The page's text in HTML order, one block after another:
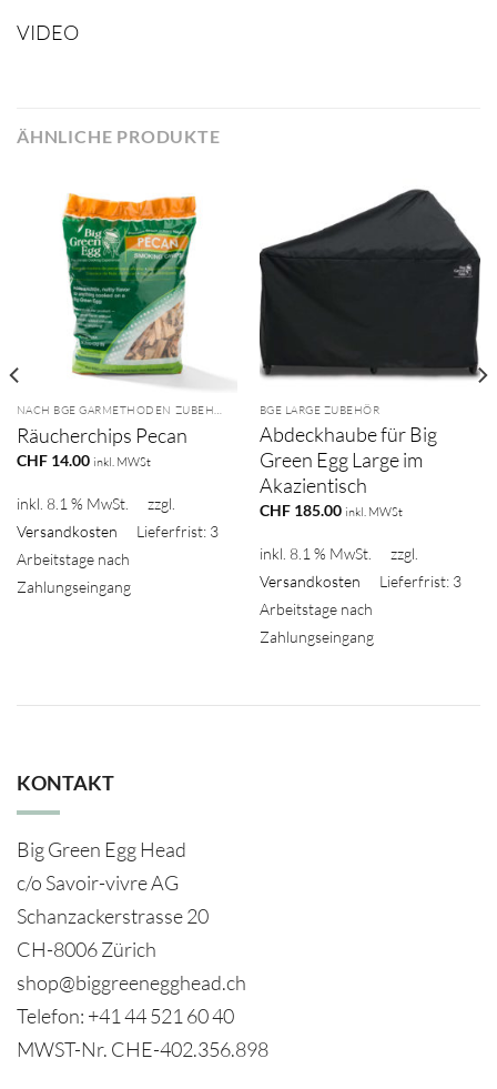
VIDEO
ÄHNLICHE PRODUKTE
NACH BGE GARMETHODEN ZUBEHÖR
Räucherchips Pecan
CHF14.00 inkl. MWSt
inkl. 8.1 % MwSt.
zzgl.
Versandkosten
Lieferfrist: 3
Arbeitstage nach
Zahlungseingang
BGE LARGE ZUBEHÖR
Abdeckhaube für Big
Green Egg Large im
Akazientisch
CHF185.00 inkl. MWSt
inkl. 8.1 % MwSt.
zzgl.
Versandkosten
Lieferfrist: 3
Arbeitstage nach
Zahlungseingang
KONTAKT
Big Green Egg Head
c/o Savoir-vivre AG
Schanzackerstrasse 20
CH-8006 Zürich
shop@biggreenegghead.ch
Telefon: +41 44 521 60 40
MWST-Nr. CHE-402.356.898